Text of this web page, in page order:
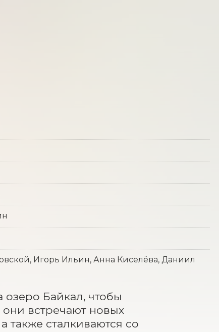
Игорь Ильин, Анна Киселёва, Даниил
озеро Байкал, чтобы
встречают новых
также сталкиваются со